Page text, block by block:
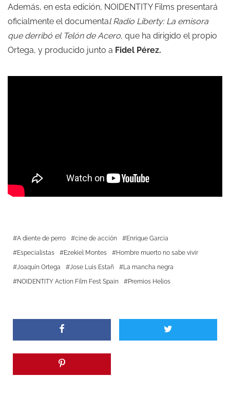
Además, en esta edición, NOIDENTITY Films presentará
oficialmente el documental Radio Liberty: La emisora
que derribó el Telón de Acero, que ha dirigido el propio
Ortega, y producido junto a Fidel Pérez.
A diente de perro cine de acción
Enrique Garcia
Especialistas
Ezekiel Montes
Hombre muerto no sabe vivir
Joaquín Ortega
Jose Luis Estañ
La mancha negra
NOIDENTITY Action Film Fest Spain
Premios Helios